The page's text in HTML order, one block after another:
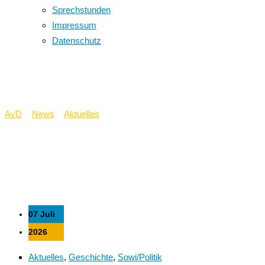
Sprechstunden
Impressum
Datenschutz
AvD News Aktuelles
07 Juli
2026
Aktuelles, Geschichte, Sowi/Politik